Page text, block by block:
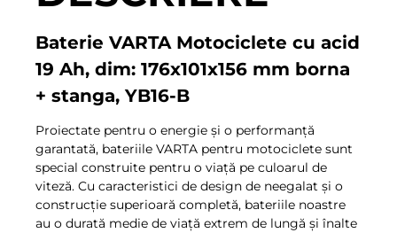
Baterie VARTA Motociclete cu acid
19 Ah, dim: 176x101x156 mm borna
+ stanga, YB16-B
Proiectate pentru o energie și o performanță
garantată, bateriile VARTA pentru motociclete sunt
special construite pentru o viață pe culoarul de
viteză. Cu caracteristici de design de neegalat și o
construcție superioară completă, bateriile noastre
au o durată medie de viață extrem de lungă și înalte